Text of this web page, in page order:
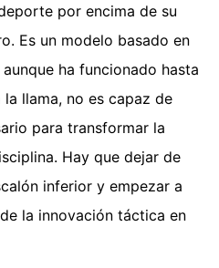
por encima de su
Es un modelo basado en
ha funcionado hasta
llama, no es capaz de
para transformar la
Hay que dejar de
inferior y empezar a
la innovación táctica en